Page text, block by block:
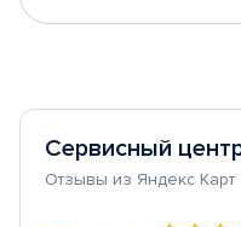
Сервисный
Отзывы из Яндекс Карт